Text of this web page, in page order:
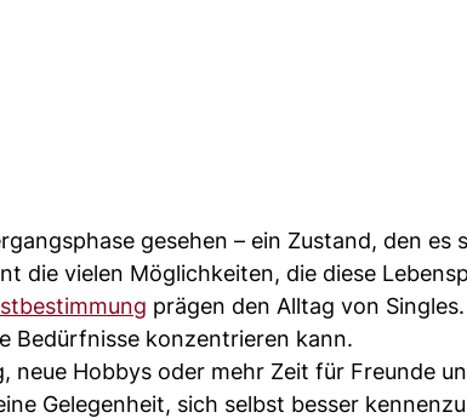
gesehen – ein Zustand, den es
die vielen Möglichkeiten, die diese
prägen den Alltag von
Bedürfnisse konzentrieren kann.
neue Hobbys oder mehr Zeit für Freunde
Gelegenheit, sich selbst besser